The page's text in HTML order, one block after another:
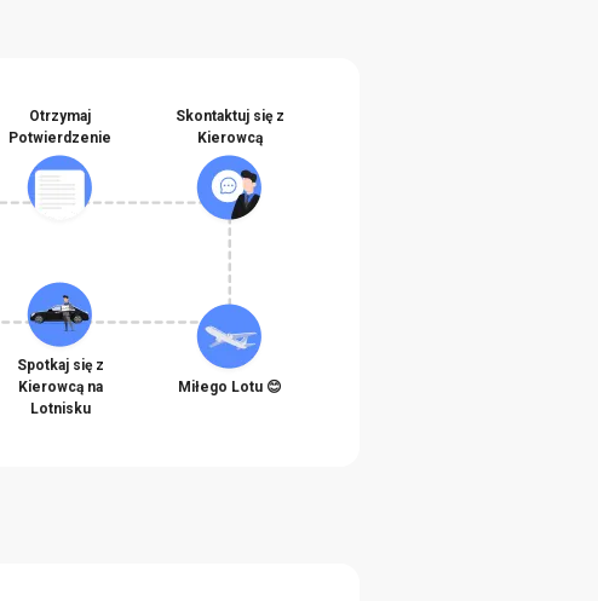
Otrzymaj
Potwierdzenie
Skontaktuj się z
Kierowcą
Spotkaj się z
Kierowcą na
Lotnisku
Miłego Lotu 😊